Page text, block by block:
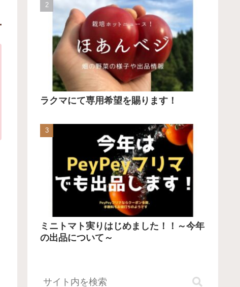
ラクマにて専用希望を賜ります！
ミニトマト実りはじめました！！～今年
の出品について～